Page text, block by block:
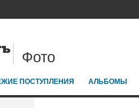
Фото
ПОСТУПЛЕНИЯ АЛЬБОМЫ